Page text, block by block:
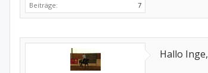
Beiträge:
7
Hallo Inge,